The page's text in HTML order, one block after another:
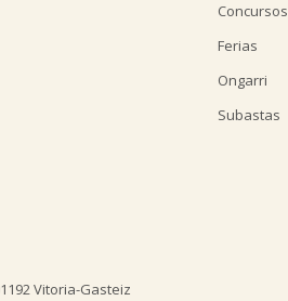
Concursos
Ferias
Ongarri
Subastas
Vitoria-Gasteiz